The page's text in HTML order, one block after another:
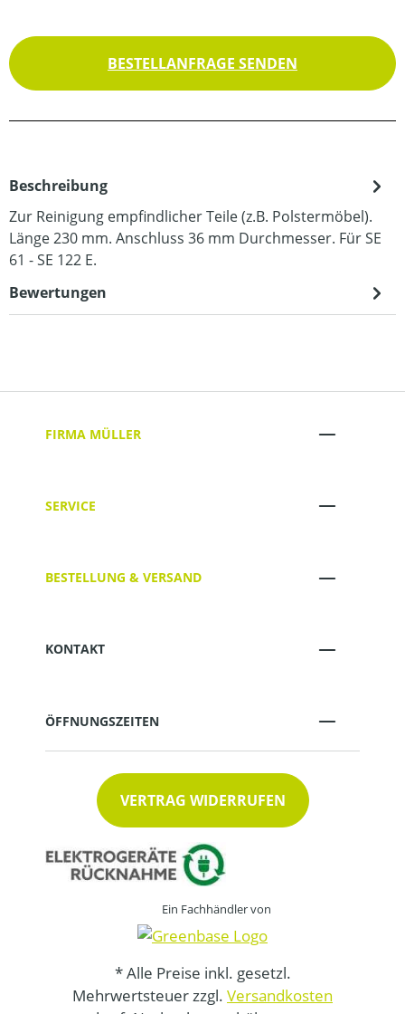
BESTELLANFRAGE SENDEN
Beschreibung
Zur Reinigung empfindlicher Teile (z.B. Polstermöbel).
Länge 230 mm. Anschluss 36 mm Durchmesser. Für SE
61 - SE 122 E.
Bewertungen
FIRMA MÜLLER
SERVICE
BESTELLUNG & VERSAND
KONTAKT
ÖFFNUNGSZEITEN
VERTRAG WIDERRUFEN
Ein Fachhändler von
* Alle Preise inkl. gesetzl.
Mehrwertsteuer zzgl. Versandkosten